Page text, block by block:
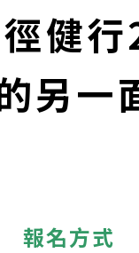
健
另一
報名方式